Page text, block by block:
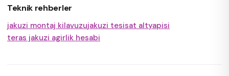
Teknik rehberler
jakuzi montaj kilavuzujakuzi tesisat altyapisi
teras jakuzi agirlik hesabi